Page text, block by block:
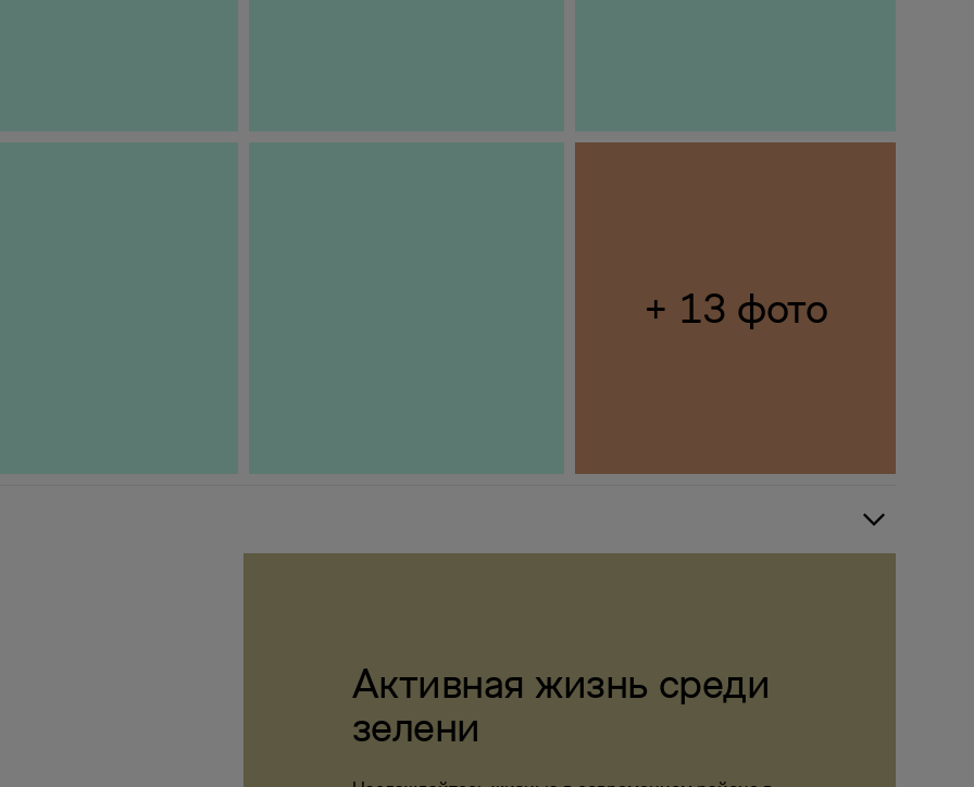
+ 13 фото
Активная жизнь среди
зелени